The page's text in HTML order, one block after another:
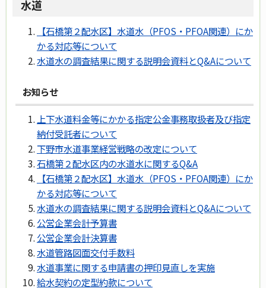
水道
【石橋第２配水区】水道水（PFOS・PFOA関連）にか
かる対応等について
水道水の調査結果に関する説明会資料とQ&Aについて
お知らせ
上下水道料金等にかかる指定公金事務取扱者及び指定
納付受託者について
下野市水道事業経営戦略の改定について
石橋第２配水区内の水道水に関するQ&A
【石橋第２配水区】水道水（PFOS・PFOA関連）にか
かる対応等について
水道水の調査結果に関する説明会資料とQ&Aについて
公営企業会計予算書
公営企業会計決算書
水道管路図面交付手数料
水道事業に関する申請書の押印見直しを実施
給水契約の定型約款について